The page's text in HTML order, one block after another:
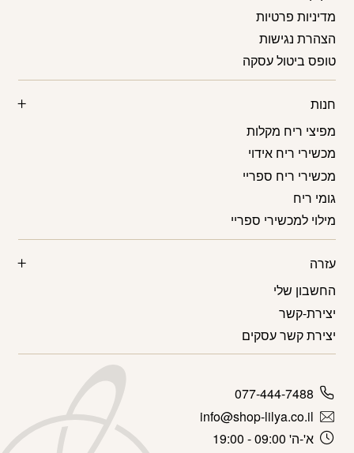
מדיניות פרטיות
הצהרת נגישות
טופס ביטול עסקה
חנות
מפיצי ריח מקלות
מכשירי ריח אידוי
מכשירי ריח ספריי
גומי ריח
מילוי למכשירי ספריי
עזרה
החשבון שלי
יצירת-קשר
יצירת קשר עסקים
077-444-7488
info@shop-lilya.co.il
א'-ה' 09:00 - 19:00